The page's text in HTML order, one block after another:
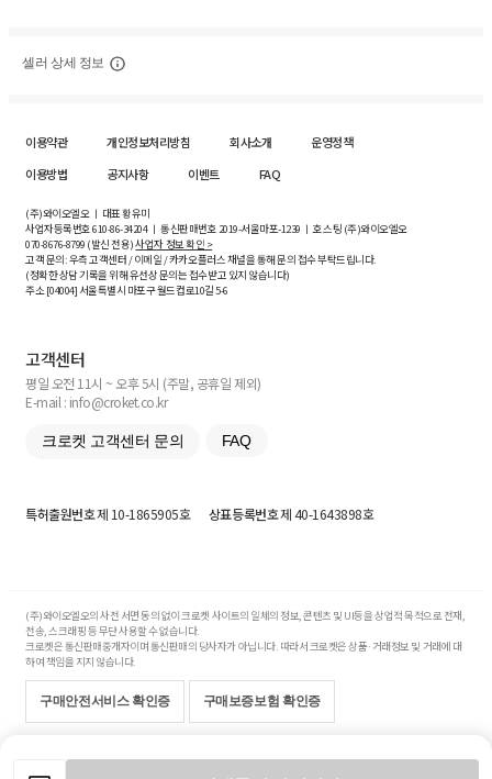
셀러 상세 정보
이용약관 개인정보처리방침 회사소개
운영정책
이용방법
공지사항 이벤트 FAQ
(주)와이오엘오 ㅣ 대표 황유미
사업자등록번호610-86-34204ㅣ 통신판매번호 2019-서울마포-1239 ㅣ 호스팅 (주)와이오엘오
070-8676-8799 (발신 전용)사업자 정보 확인 >
고객 문의: 우측 고객센터 / 이메일 / 카카오플러스 채널을 통해 문의 접수 부탁드립니다.
(정확한 상담 기록을 위해 유선상 문의는 접수받고 있지 않습니다)
주소 [04004] 서울특별시 마포구 월드컵로10길5-6
고객센터
평일 오전 11시 ~ 오후 5시 (주말, 공휴일 제외)
E-mail : info@croket.co.kr
크로켓 고객센터 문의 FAQ
특허출원번호제 10-1865905호 상표등록번호제 40-1643898호
(주)와이오엘오의 사전 서면 동의 없이 크로켓 사이트의 일체의 정보, 콘텐츠 및 UI등을 상업적 목적으로 전재,
전송, 스크래핑 등 무단 사용할 수 없습니다.
크로켓은 통신판매중개자이며 통신판매의 당사자가 아닙니다. 따라서 크로켓은 상품·거래정보 및 거래에 대
하여 책임을 지지 않습니다.
구매안전서비스 확인증 구매보증보험 확인증